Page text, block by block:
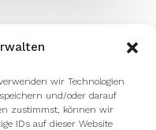
wir Technologien
und/oder darauf
zustimmst, können wir
IDs auf dieser Website